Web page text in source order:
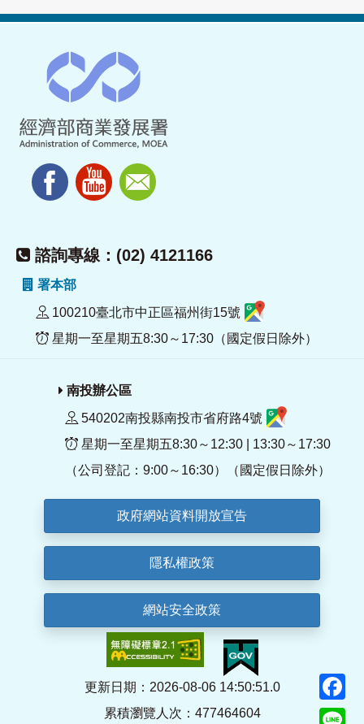
諮詢專線：(02) 4121166
署本部
100210臺北市中正區福州街15號
星期一至星期五8:30～17:30（國定假日除外）
南投辦公區
540202南投縣南投市省府路4號
星期一至星期五8:30～12:30 | 13:30～17:30
（公司登記：9:00～16:30）（國定假日除外）
政府網站資料開放宣告
隱私權政策
網站安全政策
更新日期：2026-08-06 14:50:51.0
累積瀏覽人次：477464604